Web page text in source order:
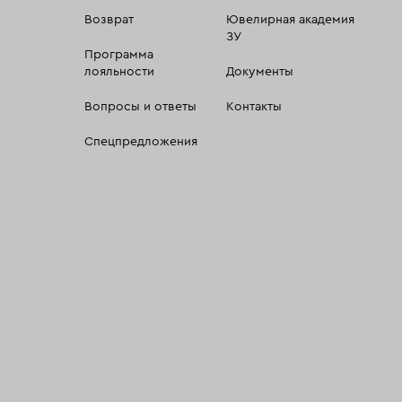
Возврат
Программа
лояльности
Вопросы и ответы
Спецпредложения
Ювелирная академия
ЗУ
Документы
Контакты